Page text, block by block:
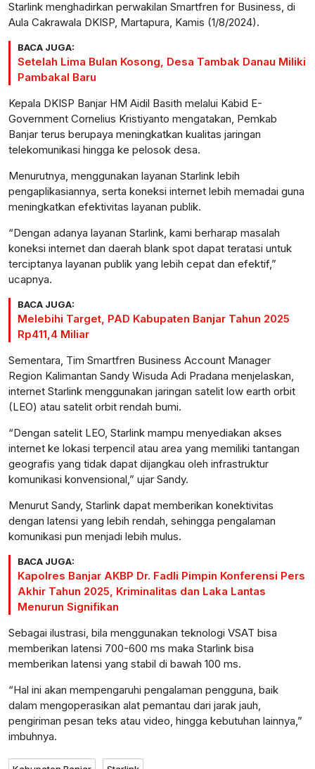
Starlink menghadirkan perwakilan Smartfren for Business, di
Aula Cakrawala DKISP, Martapura, Kamis (1/8/2024).
BACA JUGA:
Setelah Lima Bulan Kosong, Desa Tambak Danau Miliki
Pambakal Baru
Kepala DKISP Banjar HM Aidil Basith melalui Kabid E-
Government Cornelius Kristiyanto mengatakan, Pemkab
Banjar terus berupaya meningkatkan kualitas jaringan
telekomunikasi hingga ke pelosok desa.
Menurutnya, menggunakan layanan Starlink lebih
pengaplikasiannya, serta koneksi internet lebih memadai guna
meningkatkan efektivitas layanan publik.
“Dengan adanya layanan Starlink, kami berharap masalah
koneksi internet dan daerah blank spot dapat teratasi untuk
terciptanya layanan publik yang lebih cepat dan efektif,”
ucapnya.
BACA JUGA:
Melebihi Target, PAD Kabupaten Banjar Tahun 2025
Rp411,4 Miliar
Sementara, Tim Smartfren Business Account Manager
Region Kalimantan Sandy Wisuda Adi Pradana menjelaskan,
internet Starlink menggunakan jaringan satelit low earth orbit
(LEO) atau satelit orbit rendah bumi.
“Dengan satelit LEO, Starlink mampu menyediakan akses
internet ke lokasi terpencil atau area yang memiliki tantangan
geografis yang tidak dapat dijangkau oleh infrastruktur
komunikasi konvensional,” ujar Sandy.
Menurut Sandy, Starlink dapat memberikan konektivitas
dengan latensi yang lebih rendah, sehingga pengalaman
komunikasi pun menjadi lebih mulus.
BACA JUGA:
Kapolres Banjar AKBP Dr. Fadli Pimpin Konferensi Pers
Akhir Tahun 2025, Kriminalitas dan Laka Lantas
Menurun Signifikan
Sebagai ilustrasi, bila menggunakan teknologi VSAT bisa
memberikan latensi 700-600 ms maka Starlink bisa
memberikan latensi yang stabil di bawah 100 ms.
“Hal ini akan mempengaruhi pengalaman pengguna, baik
dalam mengoperasikan alat pemantau dari jarak jauh,
pengiriman pesan teks atau video, hingga kebutuhan lainnya,”
imbuhnya.